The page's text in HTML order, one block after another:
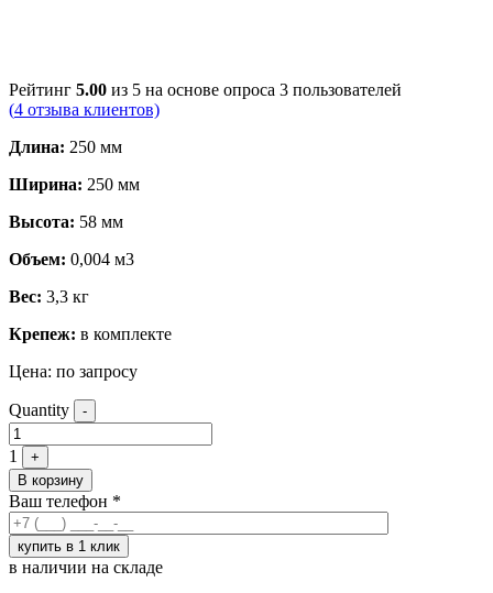
Рейтинг 5.00 из 5 на основе опроса 3 пользователей
(4 отзыва клиентов)
Длина: 250 мм
Ширина: 250 мм
Высота: 58 мм
Объем: 0,004 м3
Вес: 3,3 кг
Крепеж: в комплекте
Цена: по запросу
Quantity -
1
+
В корзину
Ваш телефон *
в наличии на складе